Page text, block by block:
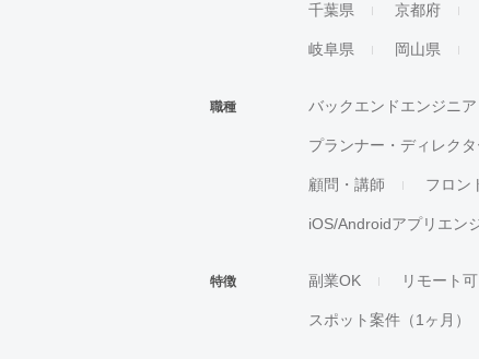
千葉県 京都府
岐阜県 岡山県
職種 バックエンドエンジニア
プランナー・ディレクタ
顧問・講師 フロン
iOS/Androidアプリエン
特徴 副業OK リモート可
スポット案件（1ヶ月）